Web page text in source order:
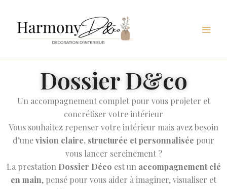
contenu
Dossier D&co
Un accompagnement complet pour vous projeter et
concrétiser votre intérieur
Vous souhaitez repenser votre intérieur mais avez besoin
d’unevision claire, structurée et personnalisée pour
vous lancer sereinement ?
La prestation Dossier Déco est un accompagnement clé
en main, pensé pour vous aider à imaginer, visualiser et